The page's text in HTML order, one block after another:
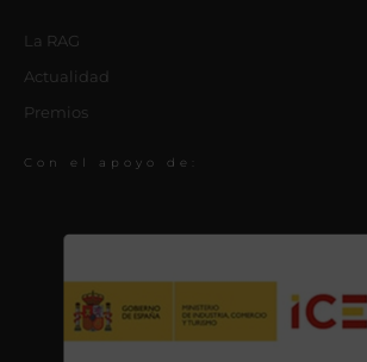
La RAG
Actualidad
Premios
Con el apoyo de: